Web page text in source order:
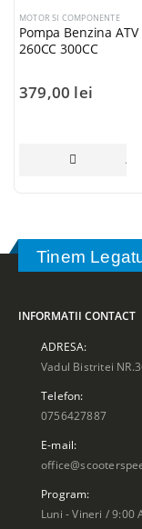
MOTOR SI COMPONENTE
Pompa Benzina
260CC 300CC
379,00 lei
Tinem
INFORMATII CONTACT
ADRESA:
Vadul Bistritei
Telefon:
0756427887
E-mail:
Program:
Luni - Vineri / 9:00